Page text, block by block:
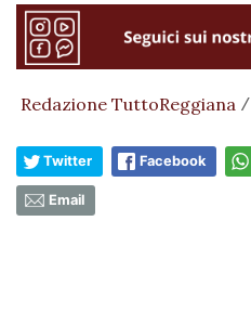
Redazione TuttoReggiana /
Twitter Facebook
Email